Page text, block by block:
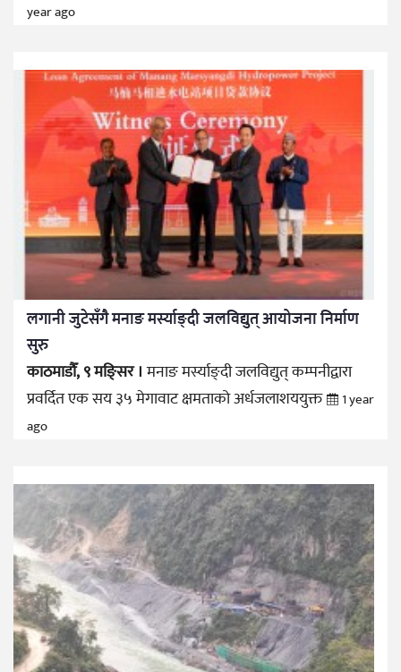
year ago
लगानी जुटेसँगै मनाङ मर्स्याङ्दी जलविद्युत् आयोजना निर्माण
सुरु
काठमाडौँ, ९ मङ्सिर ।मनाङ मर्स्याङ्दी जलविद्युत् कम्पनीद्वारा
प्रवर्दित एक सय ३५ मेगावाट क्षमताको अर्धजलाशययुक्त
1 year
ago